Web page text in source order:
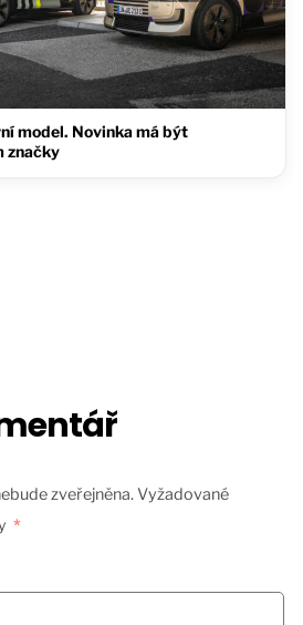
model. Novinka má být
značky
zveřejněna.Vyžadované
*